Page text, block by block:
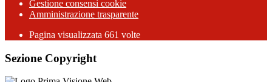
Gestione consensi cookie
Amministrazione trasparente
Pagina visualizzata 661 volte
Sezione Copyright